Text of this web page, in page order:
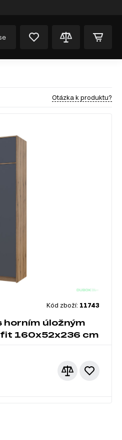
Otázka k produktu?
Kód zboží: 11743
horním úložným
160x52x236 cm